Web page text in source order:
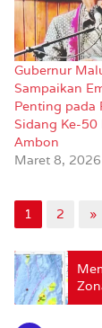
Gubernur
Sampaikan
Penting pada
Sidang Ke-50
Ambon
Maret 8, 2026
1 2 »